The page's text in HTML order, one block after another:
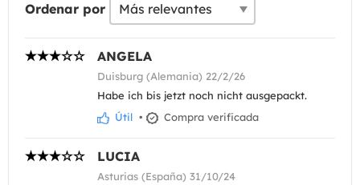
Ordenar por
ANGELA
Duisburg (Alemania) 22/2/26
Habe ich bis jetzt noch nicht ausgepackt.
Útil • Compra verificada
LUCIA
Asturias (España) 31/10/24